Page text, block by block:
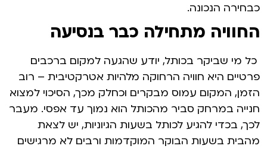
כבחירה הנכונה.
החוויה מתחילה כבר בנסיעה
כל מי שביקר בכותל, יודע שהגעה למקום ברכבים
פרטיים היא חוויה הרחוקה מלהיות אטרקטיבית – רוב
הזמן, המקום עמוס מבקרים וכחלק מכך, הסיכוי למצוא
חנייה במרחק סביר מהכותל הוא נמוך עד אפסי. מעבר
לכך, בכדי להגיע לכותל בשעות הגיוניות, יש לצאת
מהבית בשעות הבוקר המוקדמות ורבים לא מרגישים